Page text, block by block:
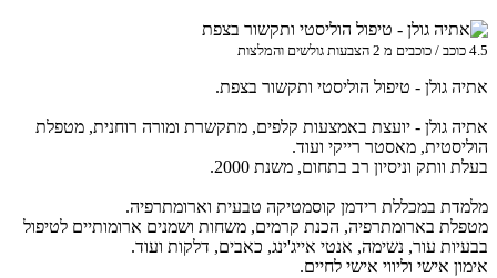
4.5 כוכב / כוכבים מ 2 הצבעות גולשים והמלצות
אתיה גולן - טיפול הוליסטי ותקשור בצפת.
אתיה גולן - יועצת באמצעות קלפים, מתקשרת ומורה רוחנית, מטפלת
הוליסטית, מאסטר רייקי ועוד.
בעלת וותק וניסיון רב בתחום, משנת 2000.
מלמדת במכללת רידמן קוסמטיקה טבעית וארומתרפיה.
מטפלת בארומתרפיה, הכנת קרמים, משחות ושמנים ארומותיים לטיפול
בבעיות עור, נשימה, אנטי אייג'ינג, כאבים, דלקות ועוד.
אימון אישי וליווי אישי לחיים.